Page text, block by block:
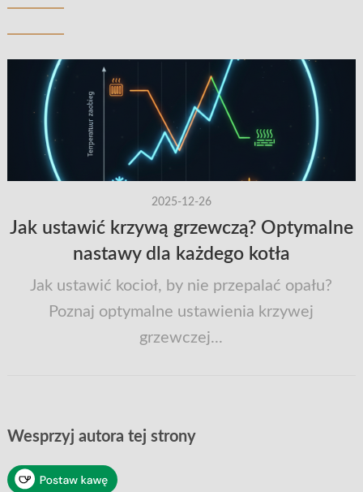
2025-12-26
Jak ustawić krzywą grzewczą? Optymalne
nastawy dla każdego kotła
Jak ustawić kocioł, by nie przepalać opału?
Poznaj optymalne ustawienia krzywej
grzewczej...
Wesprzyj autora tej strony